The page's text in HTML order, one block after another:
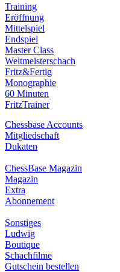
Training
Eröffnung
Mittelspiel
Endspiel
Master Class
Weltmeisterschach
Fritz&Fertig
Monographie
60 Minuten
FritzTrainer
Chessbase Accounts
Mitgliedschaft
Dukaten
ChessBase Magazin
Magazin
Extra
Abonnement
Sonstiges
Ludwig
Boutique
Schachfilme
Gutschein bestellen